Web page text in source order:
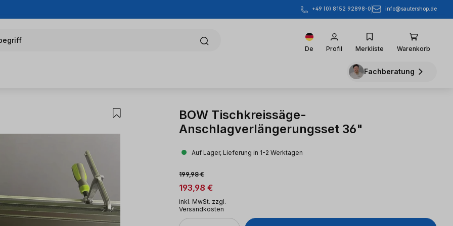
+49 (0) 8152 92898-0 info@sautershop.de
De Profil Merkliste Warenkorb
Fachberatung
BOW Tischkreissäge-
Anschlagverlängerungsset 36"
Auf Lager, Lieferung in 1-2 Werktagen
Verkaufspreis:
193,98 €
Regulärer Preis:
199,98 €
inkl. MwSt. zzgl.
Versandkosten
Anzahl